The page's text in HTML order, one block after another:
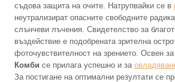
съдова защита на очите. Натрупвайки се в
неутрализират опасните свободните
слънчеви лъчения. Свидетелство за
въздействие е подобрената зрителна
фоточувствителност на зрението. Освен
Комби се прилага успешно и за
За постигане на оптимални резултати се